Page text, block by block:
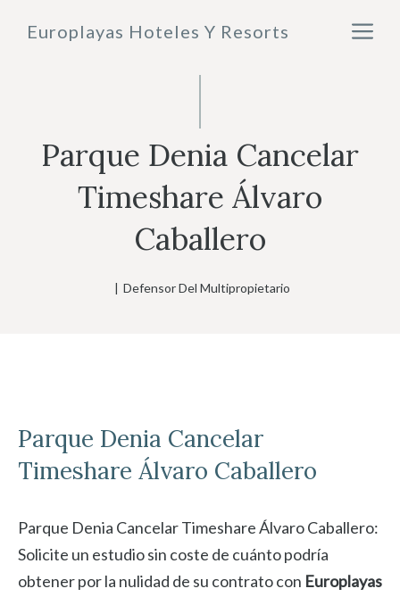
Europlayas Hoteles Y Resorts
Parque Denia Cancelar
Timeshare Álvaro
Caballero
| Defensor Del Multipropietario
Parque Denia Cancelar
Timeshare Álvaro Caballero
Parque Denia Cancelar Timeshare Álvaro Caballero:
Solicite un estudio sin coste de cuánto podría
obtener por la nulidad de su contrato con Europlayas